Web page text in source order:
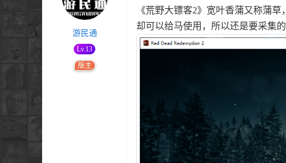
游民通
Lv.13
版主
《荒野大镖客2》宽叶香蒲又称蒲
却可以给马使用，所以还是要采集